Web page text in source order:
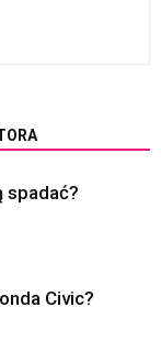
spadać?
Civic?